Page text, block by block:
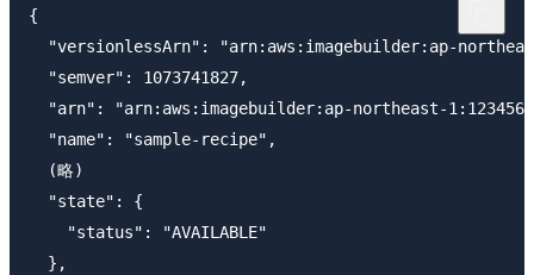
{
"versionlessArn": "arn:aws:imagebuilder:ap-
  "semver": 1073741827,
"arn": "arn:aws:imagebuilder:ap-northeast-
  "name": "sample-recipe",
  (略)
  "state": {
    "status": "AVAILABLE"
  },